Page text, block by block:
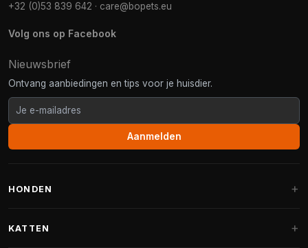
+32 (0)53 839 642 · care@bopets.eu
Volg ons op Facebook
Nieuwsbrief
Ontvang aanbiedingen en tips voor je huisdier.
Aanmelden
HONDEN
KATTEN